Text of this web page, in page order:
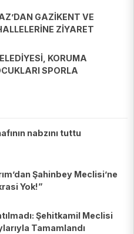
GAZİKENT VE
ZİYARET
KORUMA
SPORLA
nabzını tuttu
Şahinbey Meclisi’ne
Yok!”
Şehitkamil Meclisi
Tamamlandı